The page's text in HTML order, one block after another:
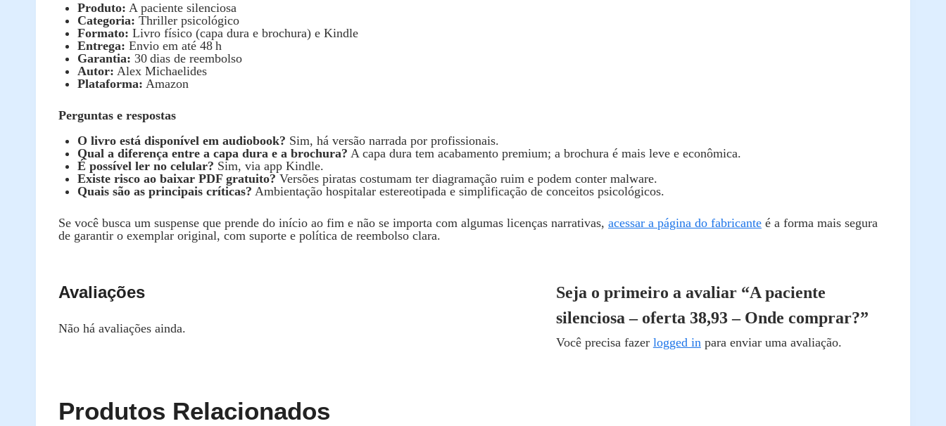
Produto: A paciente silenciosa
Categoria: Thriller psicológico
Formato: Livro físico (capa dura e brochura) e Kindle
Entrega: Envio em até 48 h
Garantia: 30 dias de reembolso
Autor: Alex Michaelides
Plataforma: Amazon
Perguntas e respostas
O livro está disponível em audiobook? Sim, há versão narrada por profissionais.
Qual a diferença entre a capa dura e a brochura? A capa dura tem acabamento premium; a brochura é mais leve e econômica.
É possível ler no celular? Sim, via app Kindle.
Existe risco ao baixar PDF gratuito? Versões piratas costumam ter diagramação ruim e podem conter malware.
Quais são as principais críticas? Ambientação hospitalar estereotipada e simplificação de conceitos psicológicos.
Se você busca um suspense que prende do início ao fim e não se importa com algumas licenças narrativas, acessar a página do fabricante é a forma mais segura
de garantir o exemplar original, com suporte e política de reembolso clara.
Avaliações
Não há avaliações ainda.
Seja o primeiro a avaliar “A paciente
silenciosa – oferta 38,93 – Onde comprar?”
Você precisa fazer logged inpara enviar uma avaliação.
Produtos Relacionados